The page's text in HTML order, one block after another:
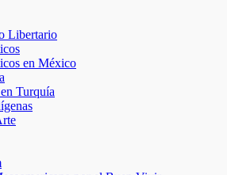
Libertario
en México
Turquía